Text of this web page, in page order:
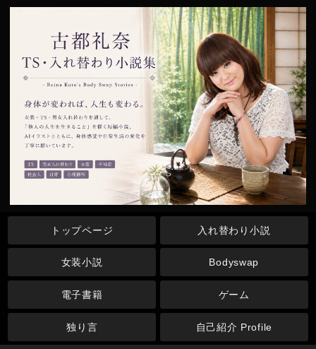
トップページ 入れ替わり小説
女装小説 Bodyswap
電子書籍 ゲーム
独り言 自己紹介 Profile